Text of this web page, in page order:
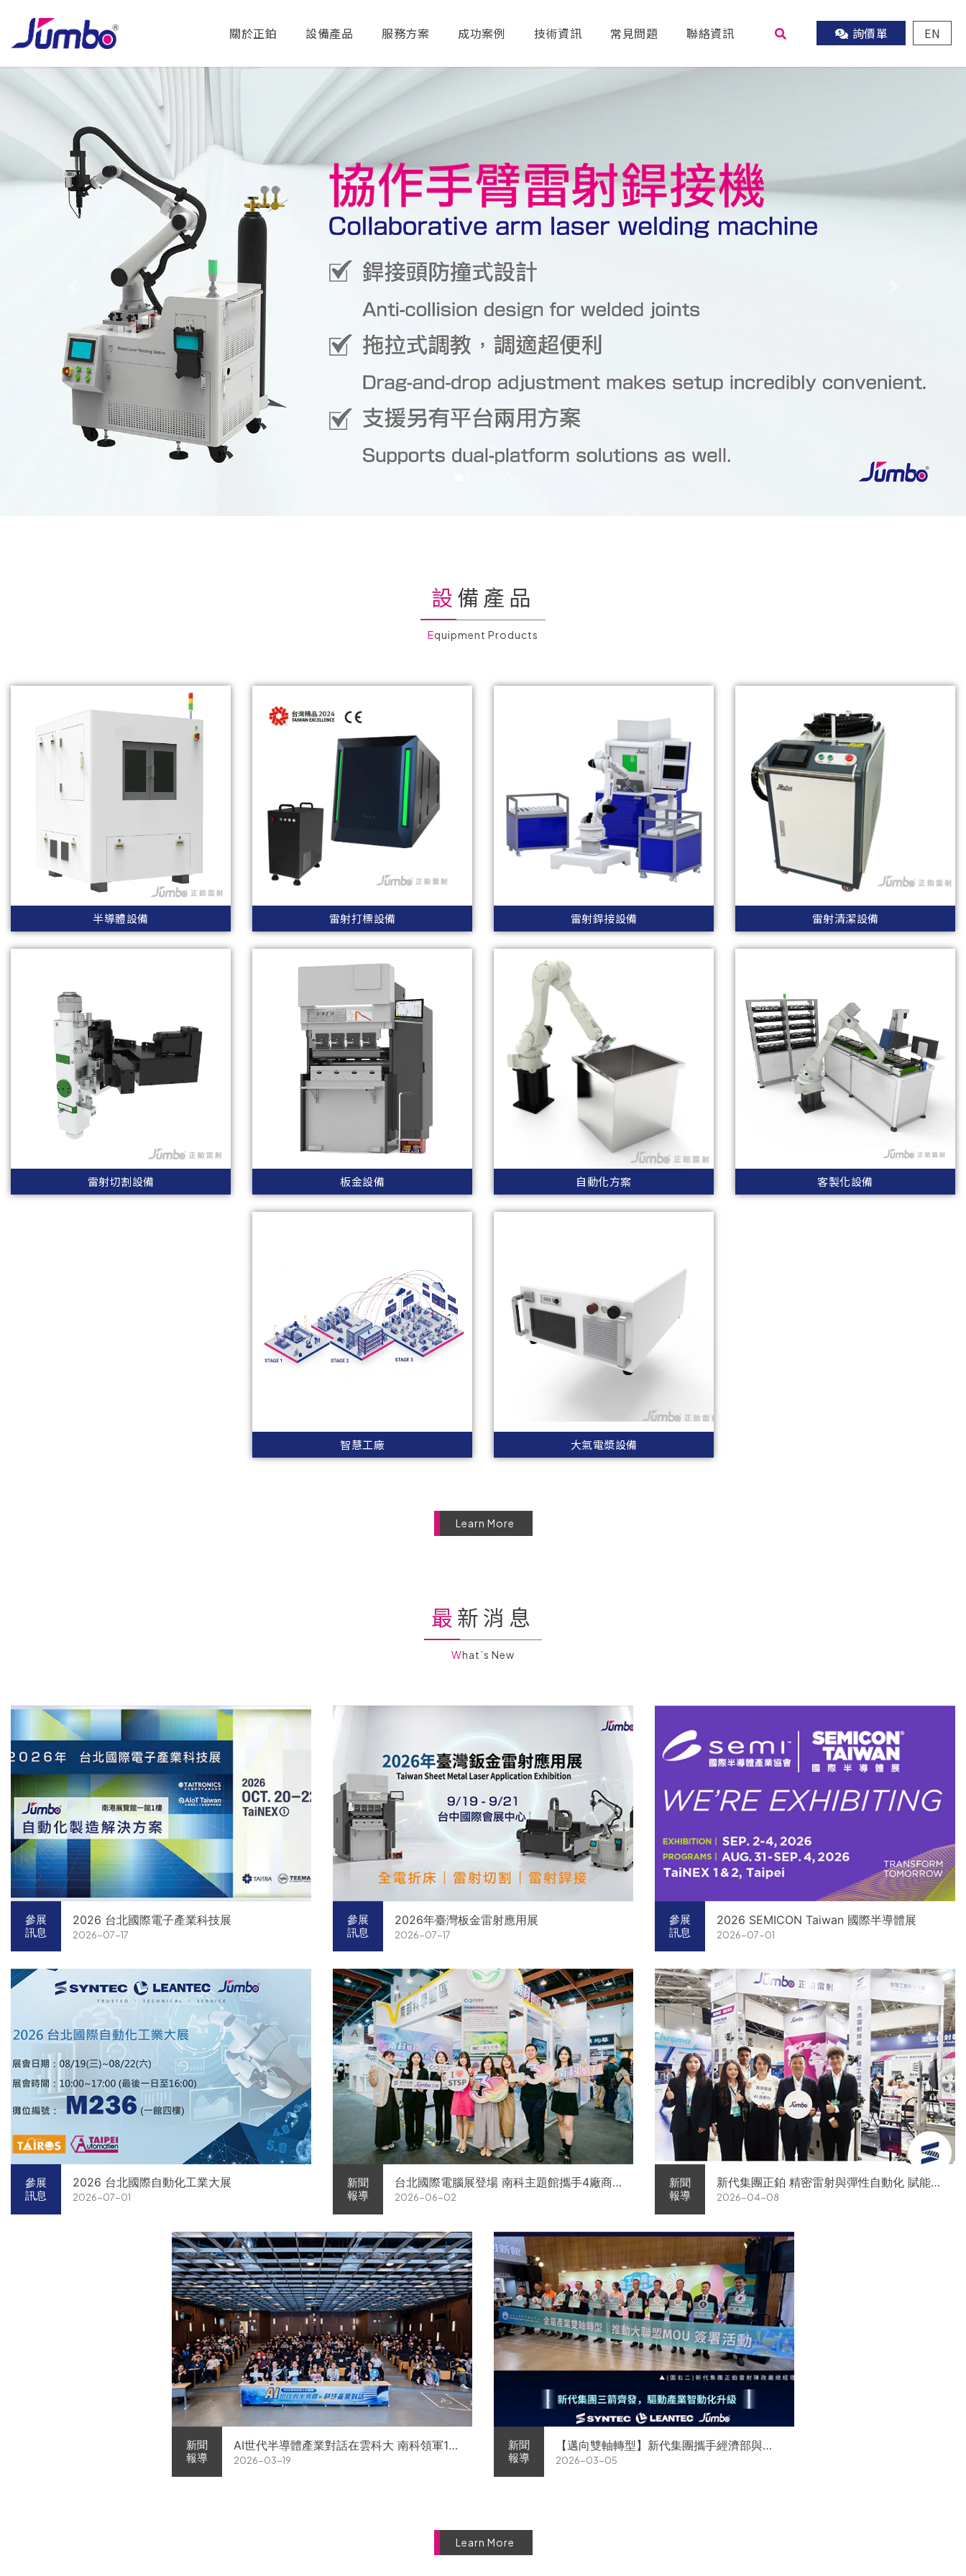
關於正鉑 設備產品 服務方案 成功案例 技術資訊 常見問題 聯絡資訊 詢價單 EN
設備產品
Equipment Products
半導體設備 雷射打標設備 雷射銲接設備 雷射清潔設備
雷射切割設備 板金設備 自動化方案 客製化設備
智慧工廠 大氣電漿設備
Learn More
最新消息
What’s New
參展
訊息
2026 台北國際電子產業科技展
2026-07-17
參展
訊息
2026年臺灣板金雷射應用展
2026-07-17
參展
訊息
2026 SEMICON Taiwan 國際半導體展
2026-07-01
參展
訊息
2026 台北國際自動化工業大展
2026-07-01
新聞
報導
台北國際電腦展登場 南科主題館攜手4廠商
展現AI供應鏈實力
2026-06-02
新聞
報導
新代集團正鉑 精密雷射與彈性自動化 賦能智
慧智造解方電子展亮相
2026-04-08
新聞
報導
AI世代半導體產業對話在雲科大 南科領軍11
家企業前進校園徵才
2026-03-19
新聞
報導
【邁向雙軸轉型】新代集團攜手經濟部與金
屬中心簽署MOU 領航 AI機器人智慧智造
2026-03-05
Learn More